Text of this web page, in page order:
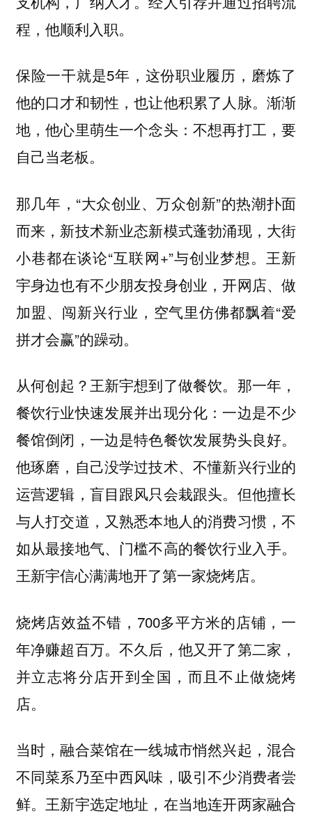
程，他顺利入职。
保险一干就是5年，这份职业履历，磨炼了
他的口才和韧性，也让他积累了人脉。渐渐
地，他心里萌生一个念头：不想再打工，要
自己当老板。
那几年，“大众创业、万众创新”的热潮扑面
而来，新技术新业态新模式蓬勃涌现，大街
小巷都在谈论“互联网+”与创业梦想。王新
宇身边也有不少朋友投身创业，开网店、做
加盟、闯新兴行业，空气里仿佛都飘着“爱
拼才会赢”的躁动。
从何创起？王新宇想到了做餐饮。那一年，
餐饮行业快速发展并出现分化：一边是不少
餐馆倒闭，一边是特色餐饮发展势头良好。
他琢磨，自己没学过技术、不懂新兴行业的
运营逻辑，盲目跟风只会栽跟头。但他擅长
与人打交道，又熟悉本地人的消费习惯，不
如从最接地气、门槛不高的餐饮行业入手。
王新宇信心满满地开了第一家烧烤店。
烧烤店效益不错，700多平方米的店铺，一
年净赚超百万。不久后，他又开了第二家，
并立志将分店开到全国，而且不止做烧烤
店。
当时，融合菜馆在一线城市悄然兴起，混合
不同菜系乃至中西风味，吸引不少消费者尝
鲜。王新宇选定地址，在当地连开两家融合